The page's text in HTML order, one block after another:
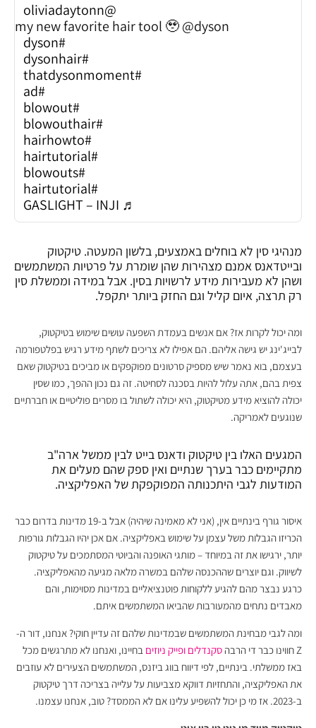
@oliviadaytonn
my new favorite hair tool 🥹 @dyson
#dyson
#dysonhair
#thatdysonmoment
#ad
#blowout
#blowouthair
#hairhowto
#hairtutorial
#blowouts
#hairtutorial
♬ GASLIGHT – INJI
מנהיגי סין לא בוחלים באמצעים, בלשון המעטה. טיקטוק
ובייטדאנס אמנם מצהירות שהן שומרת על פרטיות המשתמשים
ושהן לא מעבירות מידע לרשויות בסין. אבל במידה וממשלת סין
רק תרצה, איום קליל וגם החזק ביותר יתקפל.
ומה יכול לקרות אז? אם אנשים בעמדת השפעה עושים שימוש בטיקטוק,
לבייג'ינג יש גישה אליהם. הם אפילו לא צריכים לשתף מידע רגיש בפלטפורמה
בעצמם, בוא נאמר שיש מספיק סרטונים מפוקפקים או מביכים בטיקטוק שאם
צפית בהם, אתה עלול להיות בסכנה לסחיטה. זה גם נכון ההפך, כמו שסין
יכולה להוציא מידע מטיקטוק, היא יכולה לשתול בו מסרים פוליטיים או חברתיים
שנוגעים לאמריקה.
המגעים האלו בין טיקטוק ודאנס בייט לבין ממשל ארה"ב
מתקיימים כבר בערך שנתיים ואין ספק שהם מעלים את
המודעות לגבי היתכנותה המפוקפקת של האפליקציה.
איסור גורף בינתיים אין, (אני לא מאמינה שיהיה) אבל ב-19 מדינות בדרום כבר
הכריזו הגבלות משל עצמן על שימוש באפליקציה. אם אכן יהיו הגבלות גורפות
יותר, ירגישו את זה במיוחד – מותגי האופנה והביוטי המסתמכים על טיקטוק
לשיווק. וגם יוצרים שההכנסה שלהם במשרה מלאה מגיעה מהאפליקציה.
כרגע נבצר מהם להגיע ללקוחות פוטנציאליים במדינות מסוימות, והם
מאבדים נתחים מהמעורבות שהביאו המשתמשים איתם.
ומה לגבי מבחינת המשתמשים שבמדינות שלהם זה עדיין חוקי? אנחנו, דור ה-
Z חווינו כבר די הרבה
סקנדלים ופייק ניוזים בחיינו, ואנחנו לא מתרגשים מכל
באז ממשלתי. בינתיים, לפי דיווח בווג ביזנס, המשתמשים הצעירים לא עוזבים
את האפליקציה, והתחזיות דווקא מצביעות על עלייה בצריכה דרך טיקטוק
ב-2023. אז מי כן יכול להשפיע עלינו אם לא הממסד? טוב, אנחנו עצמנו.